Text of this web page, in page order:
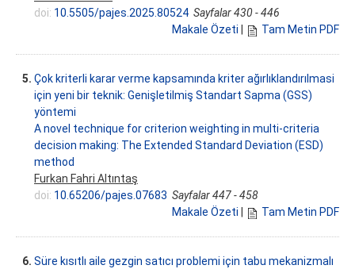
doi: 10.5505/pajes.2025.80524 Sayfalar 430 - 446
Makale Özeti
Tam Metin PDF
5. Çok kriterli karar verme kapsamında kriter ağırlıklandırılmasi
için yeni bir teknik: Genişletilmiş Standart Sapma (GSS)
yöntemi
A novel technique for criterion weighting in multi-criteria
decision making: The Extended Standard Deviation (ESD)
method
Furkan Fahri Altıntaş
doi: 10.65206/pajes.07683 Sayfalar 447 - 458
Makale Özeti
Tam Metin PDF
6. Süre kısıtlı aile gezgin satıcı problemi için tabu mekanizmalı